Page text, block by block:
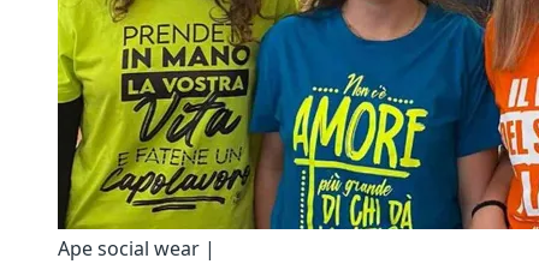
Ape social wear |